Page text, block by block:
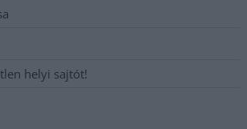
helyi sajtót!